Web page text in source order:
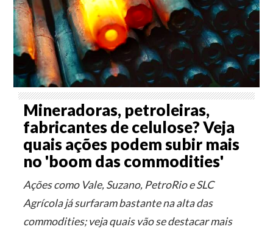
Mineradoras, petroleiras,
fabricantes de celulose? Veja
quais ações podem subir mais
no 'boom das commodities'
Ações como Vale, Suzano, PetroRio e SLC
Agrícola já surfaram bastante na alta das
commodities; veja quais vão se destacar mais